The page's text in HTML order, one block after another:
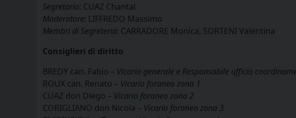
Segretario: CUAZ Chantal
Moderatore: LIFFREDO Massimo
Membri di Segreteria: CARRADORE Monica, SORTENI Valentina
Consiglieri di diritto
BREDY can. Fabio – Vicario generale e Responsabile ufficio
ROUX can. Renato – Vicario foraneo zona 1
CUAZ don Diego – Vicario foraneo zona 2
CORIGLIANO don Nicola – Vicario foraneo zona 3